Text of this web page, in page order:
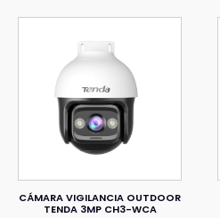
CÁMARA VIGILANCIA OUTDOOR
TENDA 3MP CH3-WCA